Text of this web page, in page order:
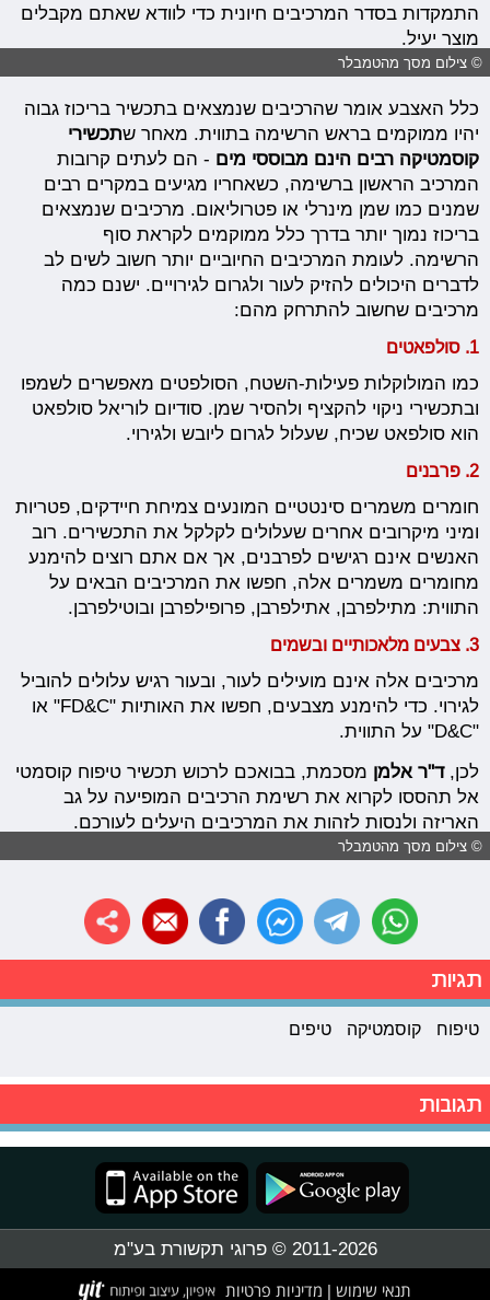
התמקדות בסדר המרכיבים חיונית כדי לוודא שאתם מקבלים
מוצר יעיל.
© צילום מסך מהטמבלר
כלל האצבע אומר שהרכיבים שנמצאים בתכשיר בריכוז גבוה
יהיו ממוקמים בראש הרשימה בתווית. מאחר שתכשירי
קוסמטיקה רבים הינם מבוססי מים - הם לעתים קרובות
המרכיב הראשון ברשימה, כשאחריו מגיעים במקרים רבים
שמנים כמו שמן מינרלי או פטרוליאום. מרכיבים שנמצאים
בריכוז נמוך יותר בדרך כלל ממוקמים לקראת סוף
הרשימה. לעומת המרכיבים החיוביים יותר חשוב לשים לב
לדברים היכולים להזיק לעור ולגרום לגירויים. ישנם כמה
מרכיבים שחשוב להתרחק מהם:
1. סולפאטים
כמו המולוקלות פעילות-השטח, הסולפטים מאפשרים לשמפו
ובתכשירי ניקוי להקציף ולהסיר שמן. סודיום לוריאל סולפאט
הוא סולפאט שכיח, שעלול לגרום ליובש ולגירוי.
2. פרבנים
חומרים משמרים סינטטיים המונעים צמיחת חיידקים, פטריות
ומיני מיקרובים אחרים שעלולים לקלקל את התכשירים. רוב
האנשים אינם רגישים לפרבנים, אך אם אתם רוצים להימנע
מחומרים משמרים אלה, חפשו את המרכיבים הבאים על
התווית: מתילפרבן, אתילפרבן, פרופילפרבן ובוטילפרבן.
3. צבעים מלאכותיים ובשמים
מרכיבים אלה אינם מועילים לעור, ובעור רגיש עלולים להוביל
לגירוי. כדי להימנע מצבעים, חפשו את האותיות "FD&C" או
"D&C" על התווית.
לכן,ד"ר אלמן מסכמת, בבואכם לרכוש תכשיר טיפוח קוסמטי
אל תהססו לקרוא את רשימת הרכיבים המופיעה על גב
האריזה ולנסות לזהות את המרכיבים היעלים לעורכם.
© צילום מסך מהטמבלר
תגיות
טיפוח קוסמטיקה טיפים
תגובות
2011-2026 © פרוגי תקשורת בע"מ
תנאי שימוש מדיניות פרטיות